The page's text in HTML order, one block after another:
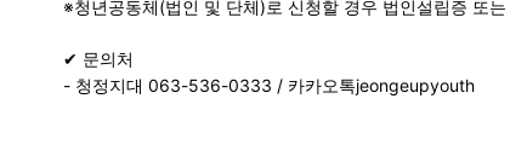
※청년공동체(법인 및 단체)로 신청할 경우 법인설립증 또
✔ 문의처
- 청정지대 063-536-0333 / 카카오톡jeongeupyouth